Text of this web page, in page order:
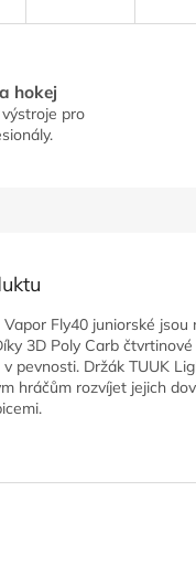
hokej
pro
Fly40 juniorské
3D Poly Carb
pevnosti. Držák TUUK
hráčům rozvíjet jejich